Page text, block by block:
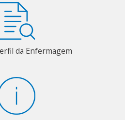
da Enfermagem